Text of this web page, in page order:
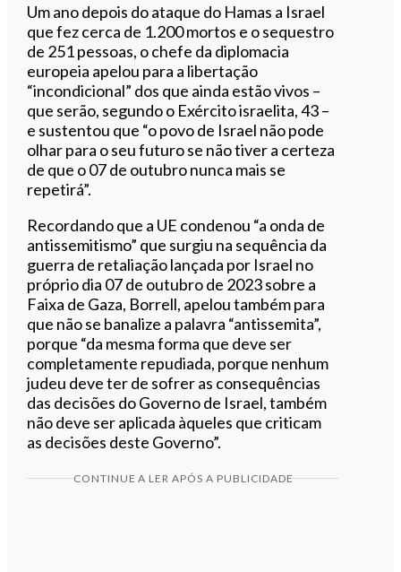
Um ano depois do ataque do Hamas a Israel
que fez cerca de 1.200 mortos e o sequestro
de 251 pessoas, o chefe da diplomacia
europeia apelou para a libertação
“incondicional” dos que ainda estão vivos –
que serão, segundo o Exército israelita, 43 –
e sustentou que “o povo de Israel não pode
olhar para o seu futuro se não tiver a certeza
de que o 07 de outubro nunca mais se
repetirá”.
Recordando que a UE condenou “a onda de
antissemitismo” que surgiu na sequência da
guerra de retaliação lançada por Israel no
próprio dia 07 de outubro de 2023 sobre a
Faixa de Gaza, Borrell, apelou também para
que não se banalize a palavra “antissemita”,
porque “da mesma forma que deve ser
completamente repudiada, porque nenhum
judeu deve ter de sofrer as consequências
das decisões do Governo de Israel, também
não deve ser aplicada àqueles que criticam
as decisões deste Governo”.
CONTINUE A LER APÓS A PUBLICIDADE